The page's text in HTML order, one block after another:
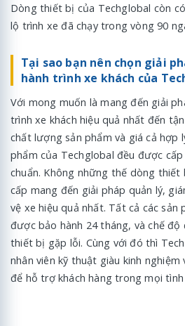
Dòng thiết bị của Techglobal còn
lộ trình xe đã chạy trong vòng 90
Tại sao bạn nên chọn giải
hành trình xe khách của
Với mong muốn là mang đến giải
trình xe khách hiệu quả nhất đến
chất lượng sản phẩm và giá cả hợp
phẩm của Techglobal đều được
chuẩn. Không những thế dòng thiết
cấp mang đến giải pháp quản lý,
vệ xe hiệu quả nhất. Tất cả các sản
được bảo hành 24 tháng, và chế
thiết bị gặp lỗi. Cùng với đó thì
nhân viên kỹ thuật giàu kinh
để hỗ trợ khách hàng trong mọi tình